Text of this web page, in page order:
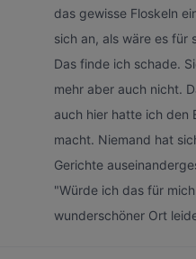
das gewisse Floskeln
sich an, als wäre es für
Das finde ich schade.
mehr aber auch nicht.
auch hier hatte ich den
macht. Niemand hat
Gerichte
"Würde ich das für
wunderschöner Ort